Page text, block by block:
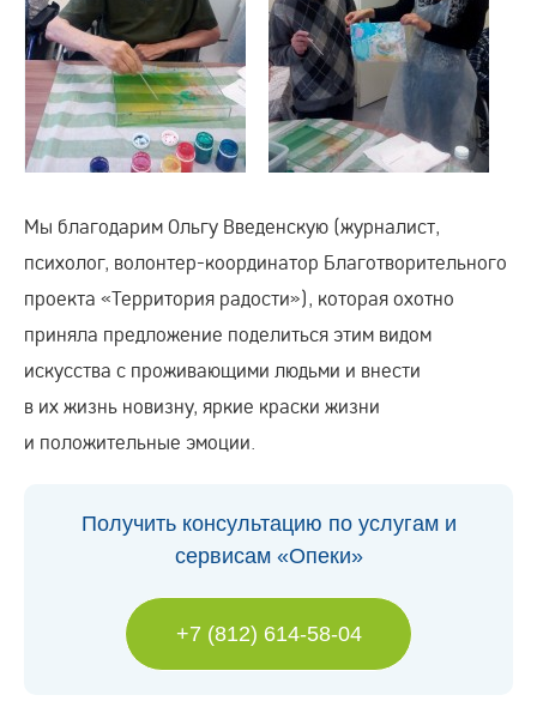
Мы благодарим Ольгу Введенскую (журналист,
психолог, волонтер-координатор Благотворительного
проекта «Территория радости»), которая охотно
приняла предложение поделиться этим видом
искусства с проживающими людьми и внести
в их жизнь новизну, яркие краски жизни
и положительные эмоции.
Получить консультацию по услугам и
сервисам «Опеки»
+7 (812) 614-58-04